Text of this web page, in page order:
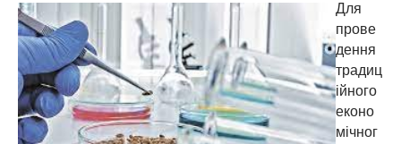
Для
прове
дення
традиц
ійного
еконо
мічног